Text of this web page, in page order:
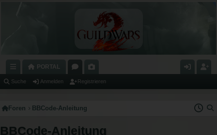
C
N
PORTAL
O
E
A
Suche Anmelden Registrieren
Foren BBCode-Anleitung
BBCode-Anleitung